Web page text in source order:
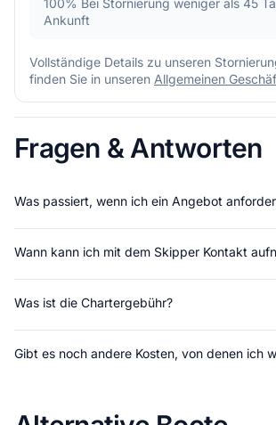
Ankunft
Vollständige Details zu unseren
finden Sie in unseren Allgemeinen
Fragen & Antworten
Was passiert, wenn ich ein Angebot
Wann kann ich mit dem Skipper Kontakt
Was ist die Chartergebühr?
Gibt es noch andere Kosten, von denen ich